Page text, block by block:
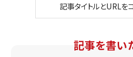
記事タイトルとURLを
記事を書い